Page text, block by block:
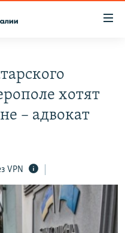
СОПРОТИВЛЕНИЯ
хотят
– адвокат
VPN